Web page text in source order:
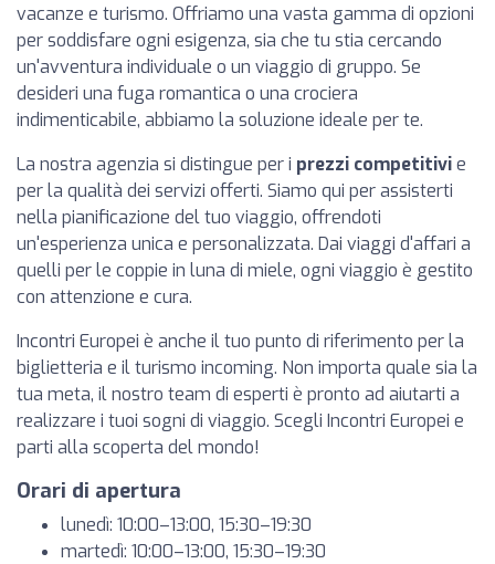
vacanze e turismo. Offriamo una vasta gamma di opzioni
per soddisfare ogni esigenza, sia che tu stia cercando
un'avventura individuale o un viaggio di gruppo. Se
desideri una fuga romantica o una crociera
indimenticabile, abbiamo la soluzione ideale per te.
La nostra agenzia si distingue per i prezzi competitivie
per la qualità dei servizi offerti. Siamo qui per assisterti
nella pianificazione del tuo viaggio, offrendoti
un'esperienza unica e personalizzata. Dai viaggi d'affari a
quelli per le coppie in luna di miele, ogni viaggio è gestito
con attenzione e cura.
Incontri Europei è anche il tuo punto di riferimento per la
biglietteria e il turismo incoming. Non importa quale sia la
tua meta, il nostro team di esperti è pronto ad aiutarti a
realizzare i tuoi sogni di viaggio. Scegli Incontri Europei e
parti alla scoperta del mondo!
Orari di apertura
lunedì: 10:00–13:00, 15:30–19:30
martedì: 10:00–13:00, 15:30–19:30